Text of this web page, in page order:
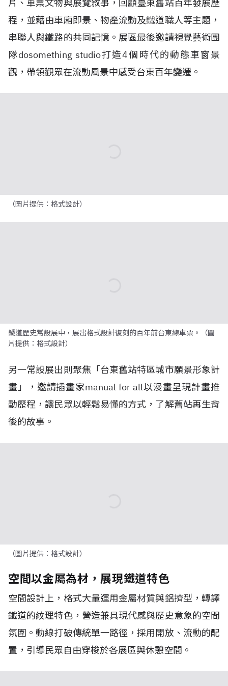
片、車票文物與展覽敘事，回顧臺東舊站百年發展歷
程，並藉由車廂即景、物產流動及鐵道職人等主題，
串聯人與鐵路的共同記憶。展區最後邀請視覺藝術團
隊dosomething studio打造4個時代的動態車窗景
觀，帶領觀眾在流動風景中感受台東百年變遷。
（圖片提供：格式設計）
鐵道歷史常設展中，展出格式設計復刻的百年前台東線車票。（圖
片提供：格式設計）
另一常設展出則聚焦「台東舊站特區城市願景形象計
畫」，邀請插畫家manual for all以漫畫呈現計畫推
動歷程，讓民眾以輕鬆易懂的方式，了解舊站再生背
後的故事。
（圖片提供：格式設計）
空間以金屬為材，展現鐵道特色
空間設計上，格式大量運用金屬材質與鋁擠型，轉譯
鐵道的紋理特色，營造兼具現代感與歷史意象的空間
氛圍。動線打破傳統單一路徑，採用開放、流動的配
置，引導民眾自由穿梭於各展區與休憩空間。